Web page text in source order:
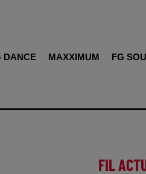
DANCE MAXXIMUM FG
FIL